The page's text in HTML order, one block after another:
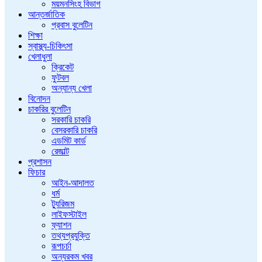
ময়মনসিংহ বিভাগ
আন্তর্জাতিক
প্রবাস বুলেটিন
শিক্ষা
স্বাস্থ্য-চিকিৎসা
খেলাধুলা
ক্রিকেট
ফুটবল
অন্যান্য খেলা
বিনোদন
চাকরির বুলেটিন
সরকারি চাকরি
বেসরকারি চাকরি
এডমিট কার্ড
রেজাল্ট
প্রশাসন
ফিচার
আইন-আদালত
ধর্ম
ট্যুরিজম
লাইফস্টাইল
ফ্যাশন
তথ্যপ্রযুক্তি
রূপচর্চা
অন্যরকম খবর